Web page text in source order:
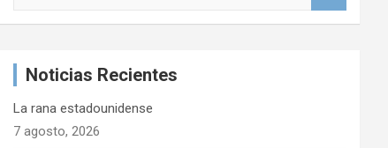
Noticias Recientes
La rana estadounidense
7 agosto, 2026